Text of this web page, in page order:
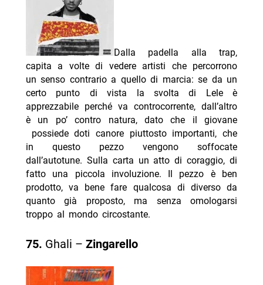
Dalla padella alla trap,
capita a volte di vedere artisti che percorrono
un senso contrario a quello di marcia: se da un
certo punto di vista la svolta di Lele è
apprezzabile perché va controcorrente, dall’altro
è un po’ contro natura, dato che il giovane
possiede doti canore piuttosto importanti, che
in questo pezzo vengono soffocate
dall’autotune. Sulla carta un atto di coraggio, di
fatto una piccola involuzione. Il pezzo è ben
prodotto, va bene fare qualcosa di diverso da
quanto già proposto, ma senza omologarsi
troppo al mondo circostante.
75. Ghali – Zingarello